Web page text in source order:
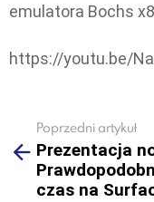
emulatora Bochs
https://youtu.be/
more
Poprzedni artykuł
Prezentacja
czas na